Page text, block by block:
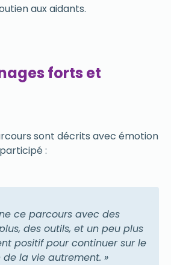
aux aidants.
forts et
sont décrits avec émotion
:
ce parcours avec des
des outils, et un peu plus
positif pour continuer sur le
la vie autrement. »